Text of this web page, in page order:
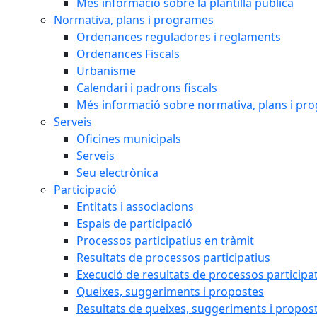
Normativa, plans i programes
Ordenances reguladores i reglaments
Ordenances Fiscals
Urbanisme
Calendari i padrons fiscals
Més informació sobre normativa, plans i
Serveis
Oficines municipals
Serveis
Seu electrònica
Participació
Entitats i associacions
Espais de participació
Processos participatius en tràmit
Resultats de processos participatius
Execució de resultats de processos
Queixes, suggeriments i propostes
Resultats de queixes, suggeriments i